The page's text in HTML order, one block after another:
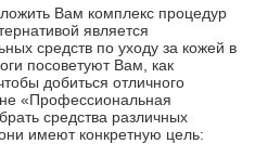
Вам комплекс процедур
является
средств по уходу за кожей в
посоветуют Вам, как
добиться отличного
«Профессиональная
средства различных
имеют конкретную цель: